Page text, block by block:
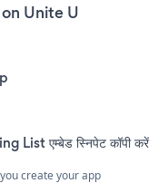
Unite U
एम्बेड स्निपेट कॉपी करें
create your app